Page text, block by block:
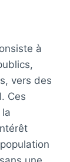
à
vers des
Ces